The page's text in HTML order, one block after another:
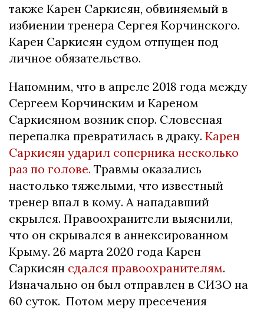
также Карен Саркисян, обвиняемый в
избиении тренера Сергея Корчинского.
Карен Саркисян судом отпущен под
личное обязательство.
Напомним, что в апреле 2018 года между
Сергеем Корчинским и Кареном
Саркисяном возник спор. Словесная
перепалка превратилась в драку. Карен
Саркисян ударил соперника несколько
раз по голове. Травмы оказались
настолько тяжелыми, что известный
тренер впал в кому. А нападавший
скрылся. Правоохранители выяснили,
что он скрывался в аннексированном
Крыму. 26 марта 2020 года Карен
Саркисян сдался правоохранителям.
Изначально он был отправлен в СИЗО на
60 суток. Потом меру пресечения